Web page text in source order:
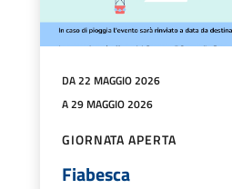
DA 22 MAGGIO 2026
A 29 MAGGIO 2026
GIORNATA APERTA
Fiabesca